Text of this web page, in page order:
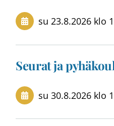
su 23.8.2026 klo
Seurat ja
su 30.8.2026 klo